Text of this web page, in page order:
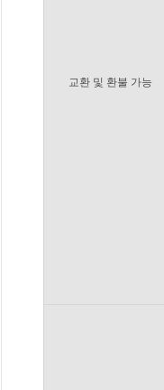
교환 및 환불 가능